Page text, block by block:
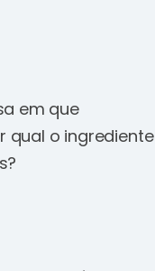
em que
qual o ingrediente